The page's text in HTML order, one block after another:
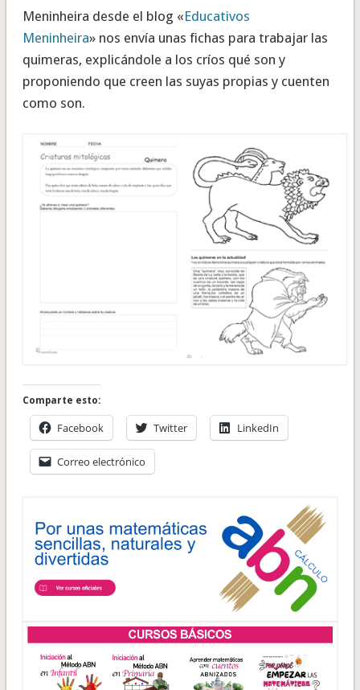
Meninheira desde el blog «Educativos
Meninheira» nos envía unas fichas para trabajar las
quimeras, explicándole a los críos qué son y
proponiendo que creen las suyas propias y cuenten
como son.
Comparte esto:
Facebook Twitter LinkedIn
Correo electrónico